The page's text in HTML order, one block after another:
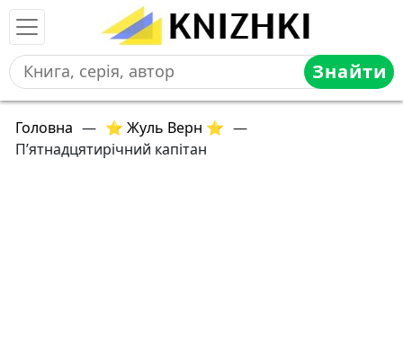
Знайти
Головна — ⭐ Жуль Верн ⭐ —
П’ятнадцятирічний капітан